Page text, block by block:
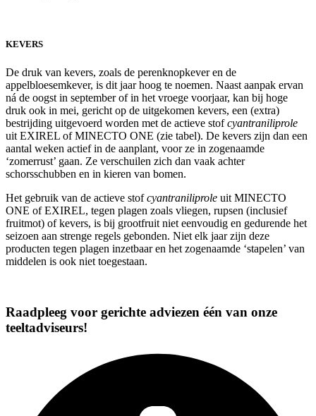
KEVERS
De druk van kevers, zoals de perenknopkever en de
appelbloesemkever, is dit jaar hoog te noemen. Naast aanpak ervan
ná de oogst in september of in het vroege voorjaar, kan bij hoge
druk ook in mei, gericht op de uitgekomen kevers, een (extra)
bestrijding uitgevoerd worden met de actieve stofcyantraniliprole
uit EXIREL of MINECTO ONE (zie tabel). De kevers zijn dan een
aantal weken actief in de aanplant, voor ze in zogenaamde
‘zomerrust’ gaan. Ze verschuilen zich dan vaak achter
schorsschubben en in kieren van bomen.
Het gebruik van de actieve stofcyantraniliprole uit MINECTO
ONE of EXIREL, tegen plagen zoals vliegen, rupsen (inclusief
fruitmot) of kevers, is bij grootfruit niet eenvoudig en gedurende het
seizoen aan strenge regels gebonden. Niet elk jaar zijn deze
producten tegen plagen inzetbaar en het zogenaamde ‘stapelen’ van
middelen is ook niet toegestaan.
Raadpleeg voor gerichte adviezen één van onze
teeltadviseurs!